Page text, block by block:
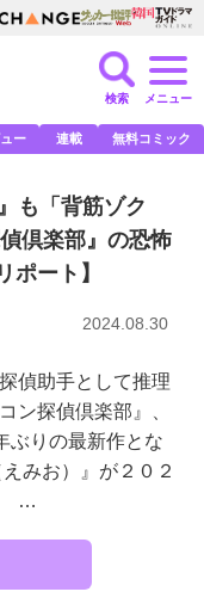
検索 メニュー
ー 連載 無料コミック
も「背筋ゾク
倶楽部』の恐怖
ポート】
2024.08.30
偵助手として推理
ン探偵倶楽部』、
ぶりの最新作とな
みお）』が２０２
…